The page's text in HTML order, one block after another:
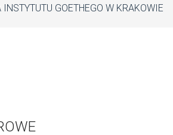
INSTYTUTU GOETHEGO W KRAKOWIE